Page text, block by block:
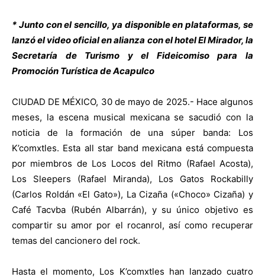
* Junto con el sencillo, ya disponible en plataformas, se
lanzó el video oficial en alianza con el hotel El Mirador, la
Secretaría de Turismo y el Fideicomiso para la
Promoción Turística de Acapulco
CIUDAD DE MÉXICO, 30 de mayo de 2025.- Hace algunos
meses, la escena musical mexicana se sacudió con la
noticia de la formación de una súper banda: Los
K’comxtles. Esta all star band mexicana está compuesta
por miembros de Los Locos del Ritmo (Rafael Acosta),
Los Sleepers (Rafael Miranda), Los Gatos Rockabilly
(Carlos Roldán «El Gato»), La Cizaña («Choco» Cizaña) y
Café Tacvba (Rubén Albarrán), y su único objetivo es
compartir su amor por el rocanrol, así como recuperar
temas del cancionero del rock.
Hasta el momento, Los K’comxtles han lanzado cuatro